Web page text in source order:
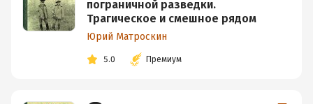
пограничной разведки.
Трагическое и смешное рядом
Юрий Матроскин
5.0 Премиум